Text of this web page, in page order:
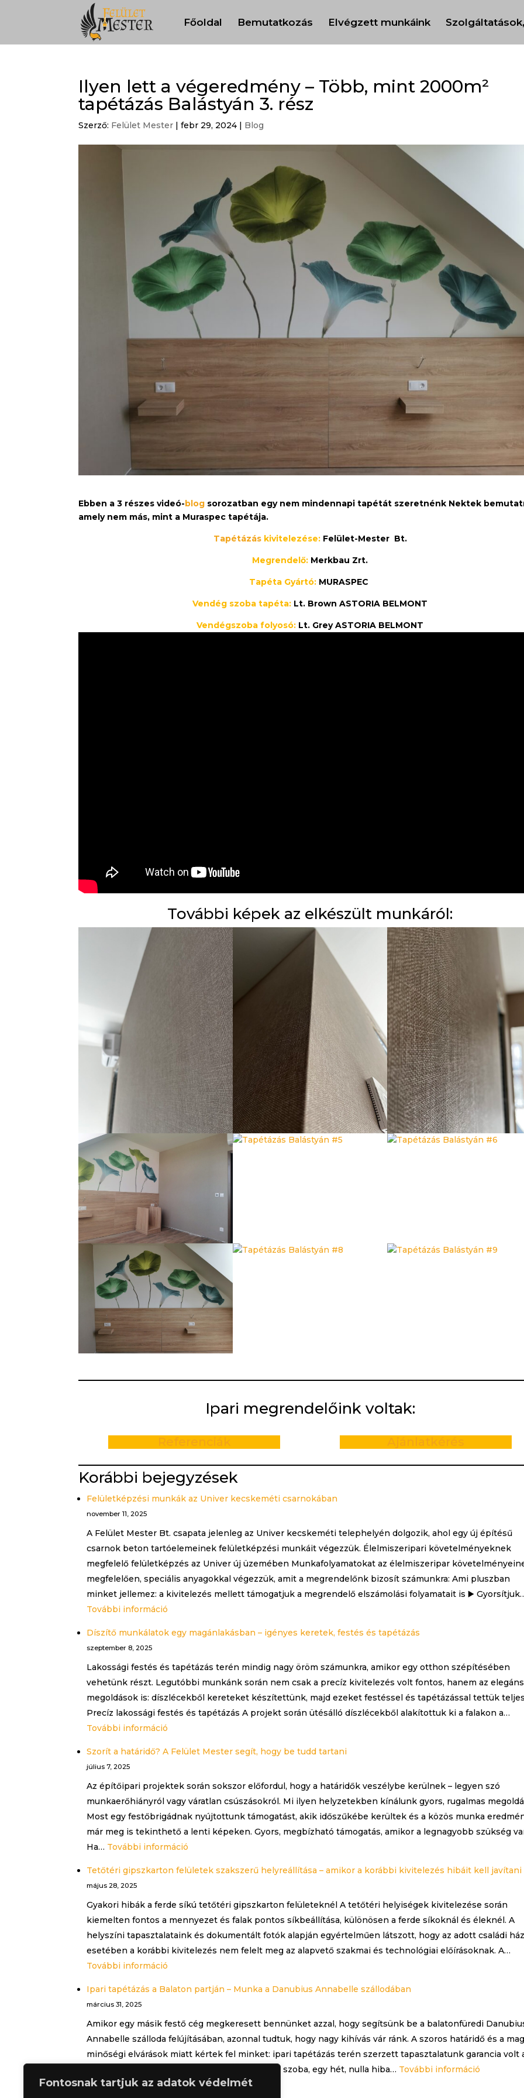
Fontosnak tartjuk az adatok védelmét
Főoldal Bemutatkozás Elvégzett munkáink
Ilyen lett a végeredmény – Több, mint 2000m²
tapétázás Balástyán 3. rész
Szerző: Felület Mester |febr 29, 2024 | Blog
Ebben a 3 részes videó-blog sorozatban egy nem mindennapi tapétát szeretnénk Nektek
amely nem más, mint a Muraspec tapétája.
Tapétázás kivitelezése:Felület-Mester Bt.
Megrendelő: Merkbau Zrt.
Tapéta Gyártó: MURASPEC
Vendég szoba tapéta: Lt. Brown ASTORIA BELMONT
Vendégszoba folyosó: Lt. Grey ASTORIA BELMONT
További képek az elkészült munkáról:
Ipari megrendelőink voltak:
Referenciák Ajánlatkérés
Korábbi bejegyzések
Felületképzési munkák az Univer kecskeméti csarnokában
november 11, 2025
A Felület Mester Bt. csapata jelenleg az Univer kecskeméti telephelyén dolgozik, ahol egy új építésű
csarnok beton tartóelemeinek felületképzési munkáit végezzük. Élelmiszeripari követelményeknek
megfelelő felületképzés az Univer új üzemében Munkafolyamatokat az élelmiszeripar
megfelelően, speciális anyagokkal végezzük, amit a megrendelőnk bizosít számunkra: Ami pluszban
minket jellemez: a kivitelezés mellett támogatjuk a megrendelő elszámolási folyamatait is ▶️
További információ
munkák
Univer
kecskeméti
csarnokában
Díszítő munkálatok egy magánlakásban – igényes keretek, festés és tapétázás
szeptember 8, 2025
Lakossági festés és tapétázás terén mindig nagy öröm számunkra, amikor egy otthon szépítésében
vehetünk részt. Legutóbbi munkánk során nem csak a precíz kivitelezés volt fontos, hanem az elegáns
megoldások is: díszlécekből kereteket készítettünk, majd ezeket festéssel és tapétázással tettük
Precíz lakossági festés és tapétázás A projekt során ütésálló díszlécekből alakítottuk ki a falakon a…
További információ
magánlakásban
–
igényes
keretek,
festés
és
Szorít a határidő? A Felület Mester segít, hogy be tudd tartani
július 7, 2025
Az építőipari projektek során sokszor előfordul, hogy a határidők veszélybe kerülnek – legyen szó
munkaerőhiányról vagy váratlan csúszásokról. Mi ilyen helyzetekben kínálunk gyors, rugalmas
Most egy festőbrigádnak nyújtottunk támogatást, akik időszűkébe kerültek és a közös munka
már meg is tekinthető a lenti képeken. Gyors, megbízható támogatás, amikor a legnagyobb szükség
Ha… További információ
A
Felület
Mester
segít,
Tetőtéri gipszkarton felületek szakszerű helyreállítása – amikor a korábbi kivitelezés hibáit kell javítani
május 28, 2025
Gyakori hibák a ferde síkú tetőtéri gipszkarton felületeknél A tetőtéri helyiségek kivitelezése során
kiemelten fontos a mennyezet és falak pontos síkbeállítása, különösen a ferde síkoknál és éleknél. A
helyszíni tapasztalataink és dokumentált fotók alapján egyértelműen látszott, hogy az adott családi
esetében a korábbi kivitelezés nem felelt meg az alapvető szakmai és technológiai előírásoknak. A…
További információ
gipszkarton
szakszerű
helyreállítása
–
a
Ipari tapétázás a Balaton partján – Munka a Danubius Annabelle szállodában
március 31, 2025
Amikor egy másik festő cég megkeresett bennünket azzal, hogy segítsünk be a balatonfüredi
Annabelle szálloda felújításában, azonnal tudtuk, hogy nagy kihívás vár ránk. A szoros határidő és a
minőségi elvárások miatt kértek fel minket: ipari tapétázás terén szerzett tapasztalatunk garancia volt
hogy gyorsan és hibamentesen dolgozunk. 14 szoba, egy hét, nulla hiba… További információ